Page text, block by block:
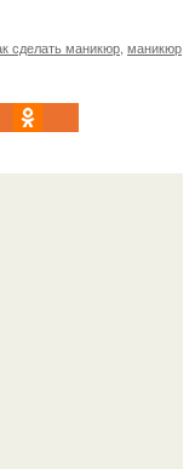
сделать маникюр маникюр